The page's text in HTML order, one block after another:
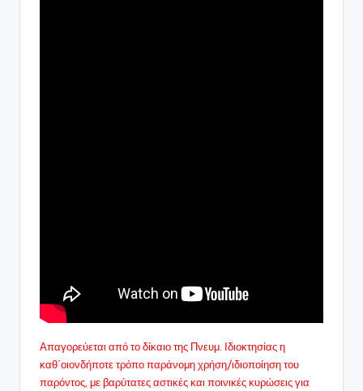
Απαγορεύεται από το δίκαιο της Πνευμ. Ιδιοκτησίας η
καθ΄οιονδήποτε τρόπο παράνομη χρήση/ιδιοποίηση του
παρόντος, με βαρύτατες αστικές και ποινικές κυρώσεις για